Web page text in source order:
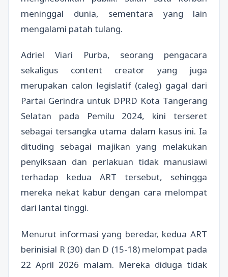
meninggal dunia, sementara yang lain
mengalami patah tulang.
Adriel Viari Purba, seorang pengacara
sekaligus content creator yang juga
merupakan calon legislatif (caleg) gagal dari
Partai Gerindra untuk DPRD Kota Tangerang
Selatan pada Pemilu 2024, kini terseret
sebagai tersangka utama dalam kasus ini. Ia
dituding sebagai majikan yang melakukan
penyiksaan dan perlakuan tidak manusiawi
terhadap kedua ART tersebut, sehingga
mereka nekat kabur dengan cara melompat
dari lantai tinggi.
Menurut informasi yang beredar, kedua ART
berinisial R (30) dan D (15-18) melompat pada
22 April 2026 malam. Mereka diduga tidak